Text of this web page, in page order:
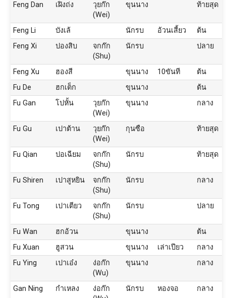
Feng Dan เฝิงถ่ง
วุยก๊ก
(Wei)
ขุนนาง ท้ายสุด
Feng Li บังเล้ นักรบ อ้วนเสี้ยว
ต้น
Feng Xi
ปองสิบ
จกก๊ก
(Shu)
นักรบ ปลาย
Feng Xu ฮองสี ขุนนาง 10ขันที
ต้น
Fu De
ฮกเต็ก ขุนนาง
ต้น
Fu Gan
โปหั้น
วุยก๊ก
(Wei)
ขุนนาง กลาง
Fu Gu เปาต้าน
วุยก๊ก
(Wei)
กุนซือ ท้ายสุด
Fu Qian ปอเฉียม
จกก๊ก
(Shu)
นักรบ ท้ายสุด
Fu Shiren เปาสูหยิน
จกก๊ก
(Shu)
นักรบ กลาง
Fu Tong เปาเตียว
จกก๊ก
(Shu)
นักรบ ปลาย
Fu Wan ฮกอ้วน ขุนนาง
ต้น
Fu Xuan
ฮูสวน ขุนนาง เล่าเปียว
กลาง
Fu Ying
เปาเอ๋ง
ง่อก๊ก
(Wu)
ขุนนาง กลาง
Gan Ning กำเหลง
ง่อก๊ก
นักรบ หองจอ กลาง